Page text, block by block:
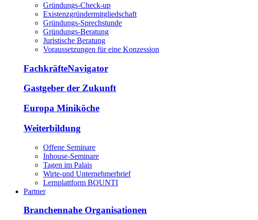
Gründungs-Check-up
Existenzgründermitgliedschaft
Gründungs-Sprechstunde
Gründungs-Beratung
Juristische Beratung
Voraussetzungen für eine Konzession
FachkräfteNavigator
Gastgeber der Zukunft
Europa Miniköche
Weiterbildung
Offene Seminare
Inhouse-Seminare
Tagen im Palais
Wirte-und Unternehmerbrief
Lernplattform BOUNTI
Partner
Branchennahe Organisationen